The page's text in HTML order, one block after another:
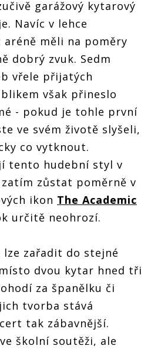
garážový kytarový
Navíc v lehce
aréně měli na poměry
dobrý zvuk. Sedm
vřele přijatých
však přineslo
- pokud je tohle první
ve svém životě slyšeli,
co vytknout.
tento hudební styl v
zůstat poměrně v
ikon The Academic
určitě neohrozí.
lze zařadit do stejné
dvou kytar hned tři
za španělku či
tvorba stává
tak zábavnější.
školní soutěži, ale